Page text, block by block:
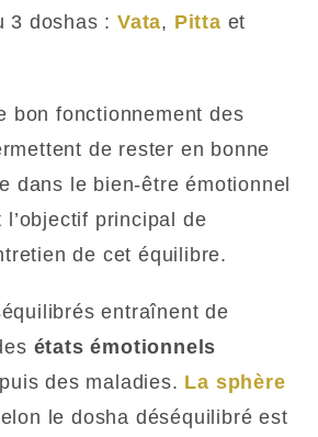
3 doshas :Vata, Pitta et
bon fonctionnement des
de rester en bonne
dans le bien-être émotionnel
l’objectif principal de
de cet équilibre.
entraînent de
états émotionnels
des maladies. La sphère
le dosha déséquilibré est